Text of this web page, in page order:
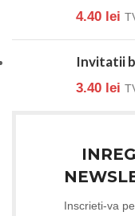
4.40 lei
Invitatii
3.40 lei
Inscrieti-va